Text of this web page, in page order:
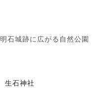
明石城跡に広がる自然公園
生石神社